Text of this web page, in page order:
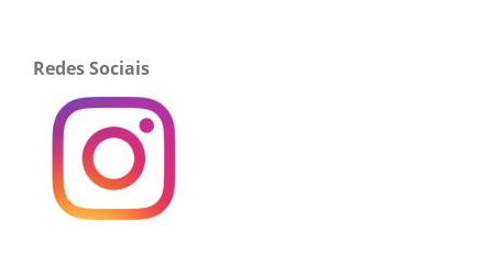
Redes Sociais